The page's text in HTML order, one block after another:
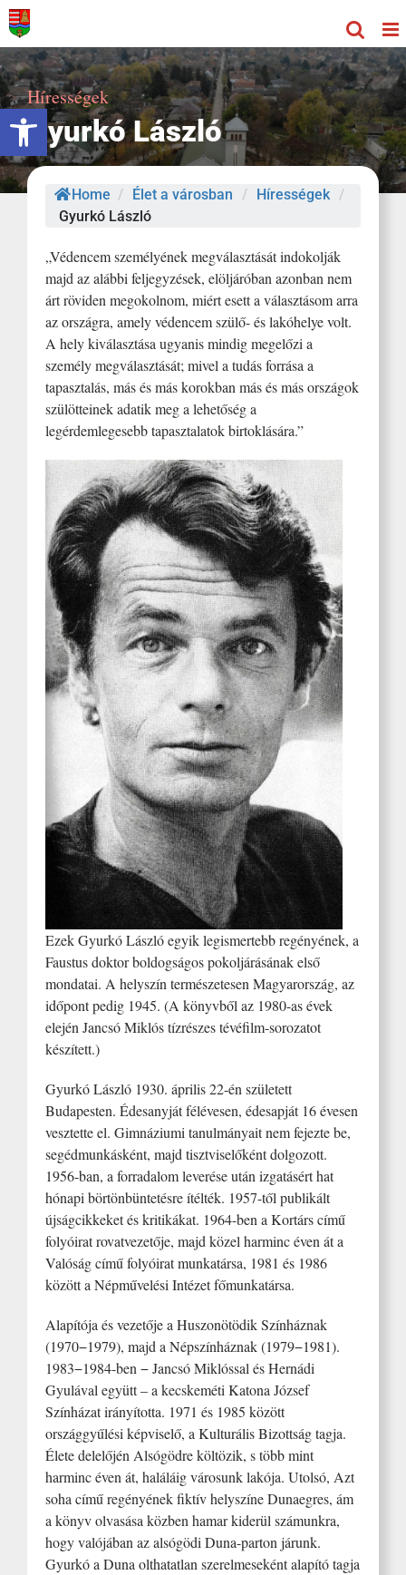
Eszköztár megnyitása
Kihagyás
Hírességek
Gyurkó László
Home / Élet a városban / Hírességek /
Gyurkó László
„Védencem személyének megválasztását indokolják
majd az alábbi feljegyzések, elöljáróban azonban nem
árt röviden megokolnom, miért esett a választásom arra
az országra, amely védencem szülő- és lakóhelye volt.
A hely kiválasztása ugyanis mindig megelőzi a
személy megválasztását; mivel a tudás forrása a
tapasztalás, más és más korokban más és más országok
szülötteinek adatik meg a lehetőség a
legérdemlegesebb tapasztalatok birtoklására.”
Ezek Gyurkó László egyik legismertebb regényének, a
Faustus doktor boldogságos pokoljárásának első
mondatai. A helyszín természetesen Magyarország, az
időpont pedig 1945. (A könyvből az 1980-as évek
elején Jancsó Miklós tízrészes tévéfilm-sorozatot
készített.)
Gyurkó László 1930. április 22-én született
Budapesten. Édesanyját félévesen, édesapját 16 évesen
vesztette el. Gimnáziumi tanulmányait nem fejezte be,
segédmunkásként, majd tisztviselőként dolgozott.
1956-ban, a forradalom leverése után izgatásért hat
hónapi börtönbüntetésre ítélték. 1957-től publikált
újságcikkeket és kritikákat. 1964-ben a Kortárs című
folyóirat rovatvezetője, majd közel harminc éven át a
Valóság című folyóirat munkatársa, 1981 és 1986
között a Népművelési Intézet főmunkatársa.
Alapítója és vezetője a Huszonötödik Színháznak
(1970−1979), majd a Népszínháznak (1979−1981).
1983−1984-ben − Jancsó Miklóssal és Hernádi
Gyulával együtt – a kecskeméti Katona József
Színházat irányította. 1971 és 1985 között
országgyűlési képviselő, a Kulturális Bizottság tagja.
Élete delelőjén Alsógödre költözik, s több mint
harminc éven át, haláláig városunk lakója. Utolsó, Azt
soha című regényének fiktív helyszíne Dunaegres, ám
a könyv olvasása közben hamar kiderül számunkra,
hogy valójában az alsógödi Duna-parton járunk.
Gyurkó a Duna olthatatlan szerelmeseként alapító tagja